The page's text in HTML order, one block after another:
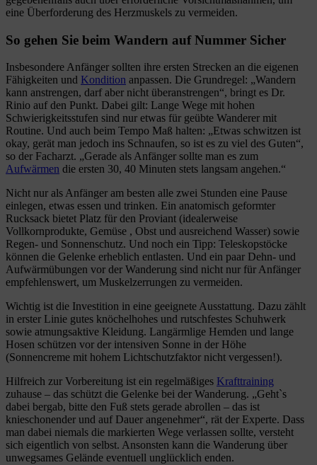
eine Überforderung des Herzmuskels zu vermeiden.
So gehen Sie beim Wandern auf Nummer Sicher
Insbesondere Anfänger sollten ihre ersten Strecken an die eigenen
Fähigkeiten und Kondition anpassen. Die Grundregel: „Wandern
kann anstrengen, darf aber nicht überanstrengen“, bringt es Dr.
Rinio auf den Punkt. Dabei gilt: Lange Wege mit hohen
Schwierigkeitsstufen sind nur etwas für geübte Wanderer mit
Routine. Und auch beim Tempo Maß halten: „Etwas schwitzen ist
okay, gerät man jedoch ins Schnaufen, so ist es zu viel des Guten“,
so der Facharzt. „Gerade als Anfänger sollte man es zum
Aufwärmen die ersten 30, 40 Minuten stets langsam angehen.“
Nicht nur als Anfänger am besten alle zwei Stunden eine Pause
einlegen, etwas essen und trinken. Ein anatomisch geformter
Rucksack bietet Platz für den Proviant (idealerweise
Vollkornprodukte, Gemüse , Obst und ausreichend Wasser) sowie
Regen- und Sonnenschutz. Und noch ein Tipp: Teleskopstöcke
können die Gelenke erheblich entlasten. Und ein paar Dehn- und
Aufwärmübungen vor der Wanderung sind nicht nur für Anfänger
empfehlenswert, um Muskelzerrungen zu vermeiden.
Wichtig ist die Investition in eine geeignete Ausstattung. Dazu zählt
in erster Linie gutes knöchelhohes und rutschfestes Schuhwerk
sowie atmungsaktive Kleidung. Langärmlige Hemden und lange
Hosen schützen vor der intensiven Sonne in der Höhe
(Sonnencreme mit hohem Lichtschutzfaktor nicht vergessen!).
Hilfreich zur Vorbereitung ist ein regelmäßiges Krafttraining
zuhause – das schützt die Gelenke bei der Wanderung. „Geht`s
dabei bergab, bitte den Fuß stets gerade abrollen – das ist
knieschonender und auf Dauer angenehmer“, rät der Experte. Dass
man dabei niemals die markierten Wege verlassen sollte, versteht
sich eigentlich von selbst. Ansonsten kann die Wanderung über
unwegsames Gelände eventuell unglücklich enden.